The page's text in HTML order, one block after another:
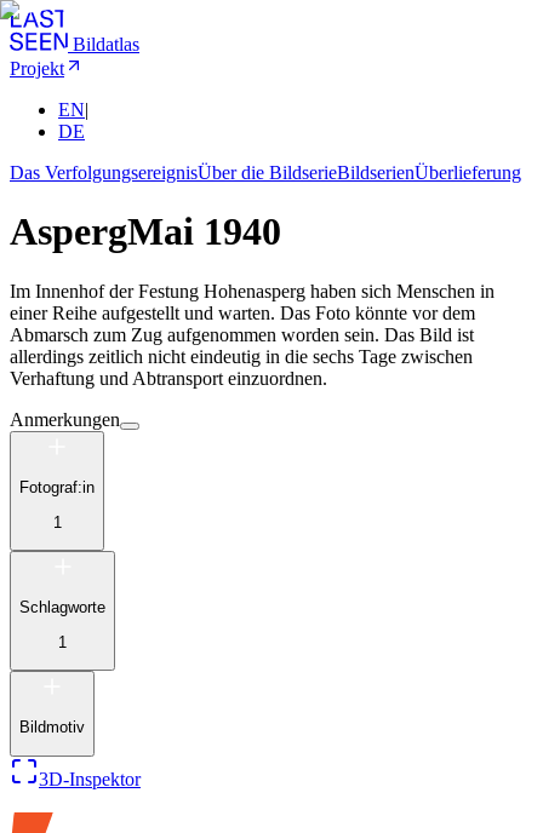
Bildatlas
Projekt
EN|
DE
Das VerfolgungsereignisÜber die BildserieBildserienÜberlieferung
AspergMai 1940
Im Innenhof der Festung Hohenasperg haben sich Menschen in
einer Reihe aufgestellt und warten. Das Foto könnte vor dem
Abmarsch zum Zug aufgenommen worden sein. Das Bild ist
allerdings zeitlich nicht eindeutig in die sechs Tage zwischen
Verhaftung und Abtransport einzuordnen.
Anmerkungen
Fotograf:in
1
Schlagworte
1
Bildmotiv
3D-Inspektor